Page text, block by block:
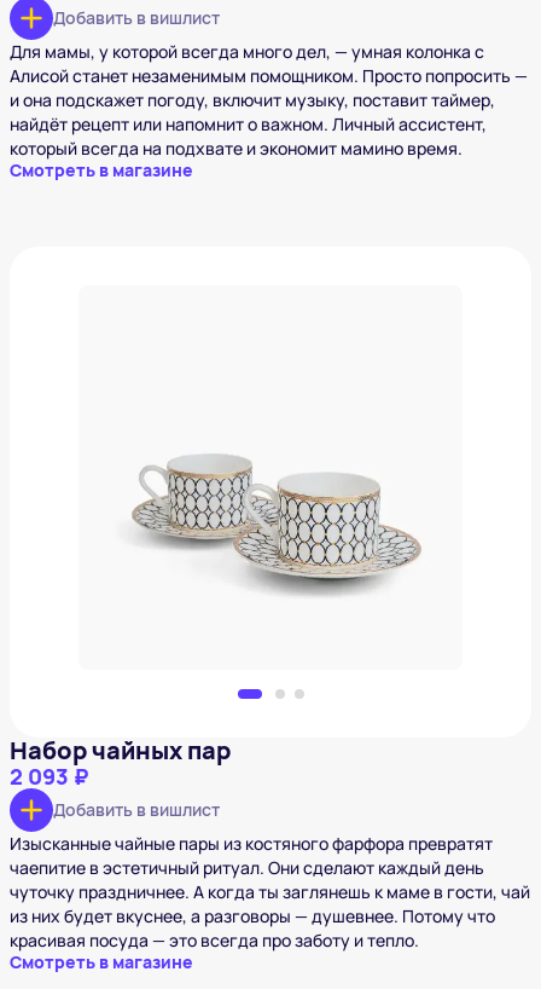
Добавить в вишлист
Для мамы, у которой всегда много дел, — умная колонка с
Алисой станет незаменимым помощником. Просто попросить —
и она подскажет погоду, включит музыку, поставит таймер,
найдёт рецепт или напомнит о важном. Личный ассистент,
который всегда на подхвате и экономит мамино время.
Смотреть в магазине
Набор чайных пар
2 093 ₽
Добавить в вишлист
Набор чайных пар
2 093 ₽
Добавить в вишлист
Изысканные чайные пары из костяного фарфора превратят
чаепитие в эстетичный ритуал. Они сделают каждый день
чуточку праздничнее. А когда ты заглянешь к маме в гости, чай
из них будет вкуснее, а разговоры — душевнее. Потому что
красивая посуда — это всегда про заботу и тепло.
Смотреть в магазине